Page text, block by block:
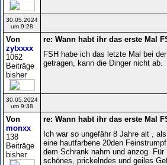
30.05.2024
um 9:28
Von
zytxxxx
1062
Beiträge
bisher
re: Wann habt ihr das erste Mal
FSH habe ich das letzte Mal bei
getragen, kann die Dinger nicht ab.
30.05.2024
um 9:38
Von
monxx
138
Beiträge
bisher
re: Wann habt ihr das erste Mal
Ich war so ungefähr 8 Jahre alt ,
eine hautfarbene 20den
dem Schrank nahm und anzog.
schönes, prickelndes und geiles